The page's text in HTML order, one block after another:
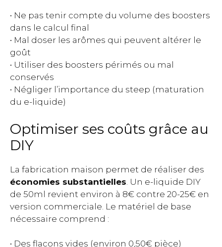
• Ne pas tenir compte du volume des boosters
dans le calcul final
• Mal doser les arômes qui peuvent altérer le
goût
• Utiliser des boosters périmés ou mal
conservés
• Négliger l’importance du steep (maturation
du e-liquide)
Optimiser ses coûts grâce au
DIY
La fabrication maison permet de réaliser des
économies substantielles . Un e-liquide DIY
de 50ml revient environ à 8€ contre 20-25€ en
version commerciale. Le matériel de base
nécessaire comprend :
• Des flacons vides (environ 0,50€ pièce)